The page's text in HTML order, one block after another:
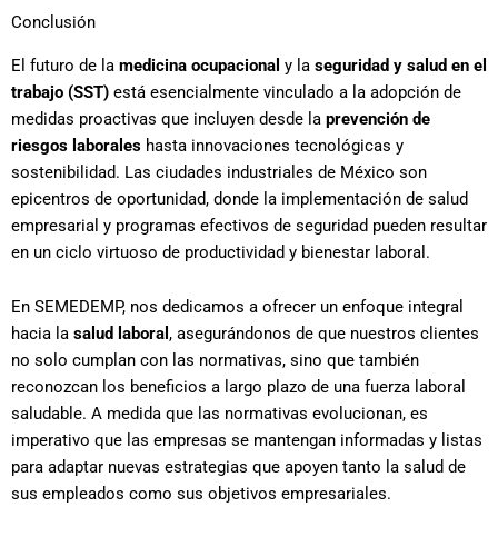
Conclusión
El futuro de la medicina ocupacional y la seguridad y salud en el
trabajo (SST) está esencialmente vinculado a la adopción de
medidas proactivas que incluyen desde la prevención de
riesgos laborales hasta innovaciones tecnológicas y
sostenibilidad. Las ciudades industriales de México son
epicentros de oportunidad, donde la implementación de salud
empresarial y programas efectivos de seguridad pueden resultar
en un ciclo virtuoso de productividad y bienestar laboral.
En SEMEDEMP, nos dedicamos a ofrecer un enfoque integral
hacia la salud laboral , asegurándonos de que nuestros clientes
no solo cumplan con las normativas, sino que también
reconozcan los beneficios a largo plazo de una fuerza laboral
saludable. A medida que las normativas evolucionan, es
imperativo que las empresas se mantengan informadas y listas
para adaptar nuevas estrategias que apoyen tanto la salud de
sus empleados como sus objetivos empresariales.